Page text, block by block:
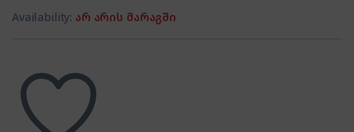
Availability: არ არის მარაგში